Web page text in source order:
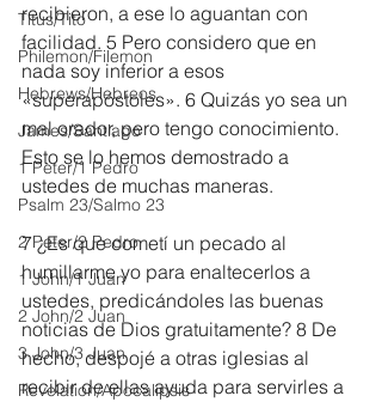
Titus/Tito
Philemon/Filemon
Hebrews/Hebreos
James/Santiago
1 Peter/1 Pedro
Psalm 23/Salmo 23
2 Peter/2 Pedro
1 John/1 Juan
2 John/2 Juan
3 John/3 Juan
Revelation/Apocalipsis
recibieron, a ese lo aguantan con
facilidad. 5 Pero considero que en
nada soy inferior a esos
«superapóstoles». 6 Quizás yo sea un
mal orador, pero tengo conocimiento.
Esto se lo hemos demostrado a
ustedes de muchas maneras.
7 ¿Es que cometí un pecado al
humillarme yo para enaltecerlos a
ustedes, predicándoles las buenas
noticias de Dios gratuitamente? 8 De
hecho, despojé a otras iglesias al
recibir de ellas ayuda para servirles a